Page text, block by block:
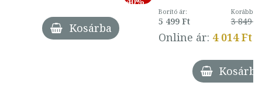
Kosárba
Borító ár:
5 499 Ft
Korábbi
3 849 Ft
Online ár: 4 014 Ft
Kosárba